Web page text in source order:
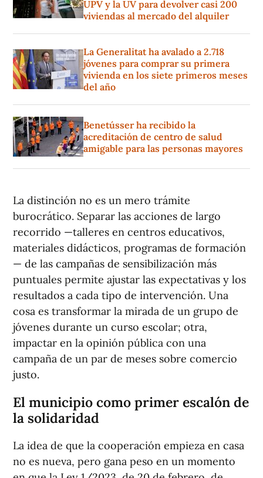
UPV y la UV para devolver casi 200
viviendas al mercado del alquiler
La Generalitat ha avalado a 2.718
jóvenes para comprar su primera
vivienda en los siete primeros meses
del año
Benetússer ha recibido la
acreditación de centro de salud
amigable para las personas mayores
La distinción no es un mero trámite
burocrático. Separar las acciones de largo
recorrido —talleres en centros educativos,
materiales didácticos, programas de formación
— de las campañas de sensibilización más
puntuales permite ajustar las expectativas y los
resultados a cada tipo de intervención. Una
cosa es transformar la mirada de un grupo de
jóvenes durante un curso escolar; otra,
impactar en la opinión pública con una
campaña de un par de meses sobre comercio
justo.
El municipio como primer escalón de
la solidaridad
La idea de que la cooperación empieza en casa
no es nueva, pero gana peso en un momento